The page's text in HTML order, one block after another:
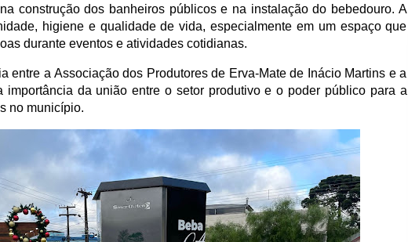
construção dos banheiros públicos e na instalação do bebedouro. A
higiene e qualidade de vida, especialmente em um espaço que
durante eventos e atividades cotidianas.
entre a Associação dos Produtores de Erva-Mate de Inácio Martins e a
importância da união entre o setor produtivo e o poder público para a
no município.